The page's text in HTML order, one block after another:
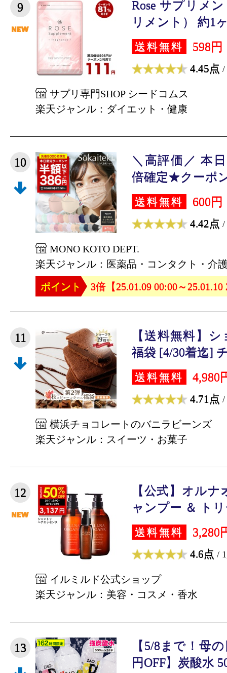
9
Rose サプリメ
リメント） 約1
送料無料 598円
4.45点 /
サプリ専門SHOP シードコムス
楽天ジャンル：ダイエット・健康
10
＼高評価／ 本
倍確定★クーポ
送料無料 600円
4.42点 /
MONO KOTO DEPT.
楽天ジャンル：医薬品・コンタクト・介
ポイント
3倍【25.01.09 00:00～25.01.10
11
【送料無料】
福袋 [4/30着迄]
送料無料 4,980
4.71点 /
横浜チョコレートのバニラビーンズ
楽天ジャンル：スイーツ・お菓子
12
【公式】オル
ャンプー ＆ ト
送料無料 3,280
4.6点 /
イルミルド公式ショップ
楽天ジャンル：美容・コスメ・香水
13
【5/8まで！母
円OFF】炭酸水